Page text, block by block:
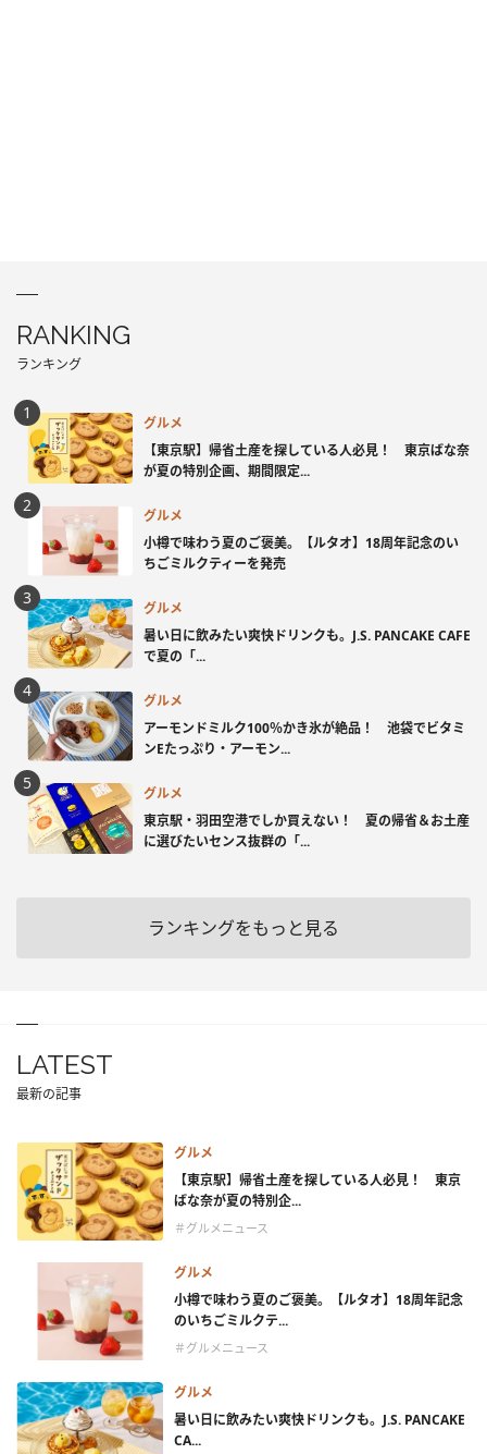
RANKING
ランキング
グルメ
【東京駅】帰省土産を探している人必見！ 東京ばな奈
が夏の特別企画、期間限定...
グルメ
小樽で味わう夏のご褒美。【ルタオ】18周年記念のい
ちごミルクティーを発売
グルメ
暑い日に飲みたい爽快ドリンクも。J.S. PANCAKE CAFE
で夏の「...
グルメ
アーモンドミルク100％かき氷が絶品！ 池袋でビタミ
ンEたっぷり・アーモン...
グルメ
東京駅・羽田空港でしか買えない！ 夏の帰省＆お土産
に選びたいセンス抜群の「...
ランキングをもっと見る
LATEST
最新の記事
グルメ
【東京駅】帰省土産を探している人必見！ 東京
ばな奈が夏の特別企...
＃グルメニュース
グルメ
小樽で味わう夏のご褒美。【ルタオ】18周年記念
のいちごミルクテ...
＃グルメニュース
グルメ
暑い日に飲みたい爽快ドリンクも。J.S. PANCAKE
CA...